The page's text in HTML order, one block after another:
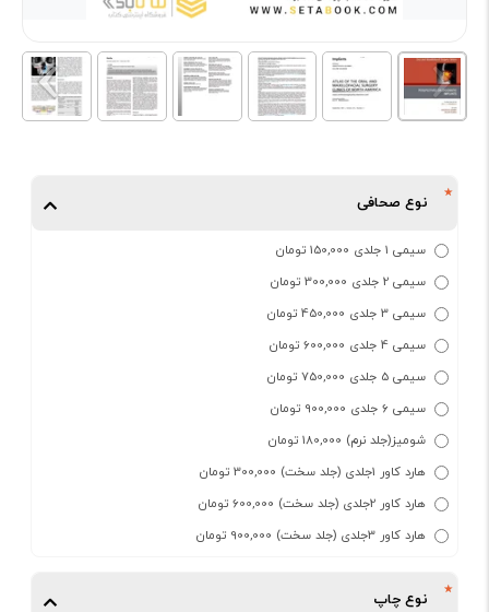
نوع صحافی
سیمی 1 جلدی 150,000 تومان
سیمی 2 جلدی 300,000 تومان
سیمی 3 جلدی 450,000 تومان
سیمی 4 جلدی 600,000 تومان
سیمی 5 جلدی 750,000 تومان
سیمی 6 جلدی 900,000 تومان
شومیز(جلد نرم) 180,000 تومان
هارد کاور 1جلدی (جلد سخت) 300,000 تومان
هارد کاور 2جلدی (جلد سخت) 600,000 تومان
هارد کاور 3جلدی (جلد سخت) 900,000 تومان
نوع چاپ